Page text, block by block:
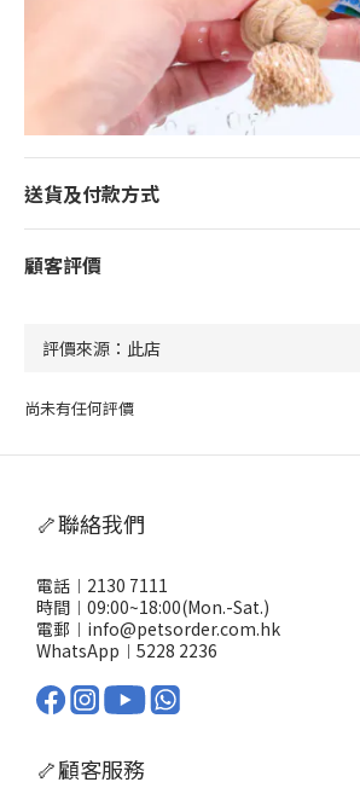
送貨及付款方式
顧客評價
尚未有任何評價
🦴聯絡我們
電話︱2130 7111
時間︱09:00~18:00(Mon.-Sat.)
電郵︱info@petsorder.com.hk
WhatsApp︱ 5228 2236
🦴顧客服務